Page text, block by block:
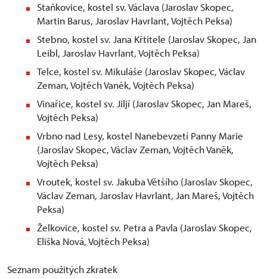
Staňkovice, kostel sv. Václava (Jaroslav Skopec,
Martin Barus, Jaroslav Havrlant, Vojtěch Peksa)
Stebno, kostel sv. Jana Křtitele (Jaroslav Skopec, Jan
Leibl, Jaroslav Havrlant, Vojtěch Peksa)
Telce, kostel sv. Mikuláše (Jaroslav Skopec, Václav
Zeman, Vojtěch Vaněk, Vojtěch Peksa)
Vinařice, kostel sv. Jiljí (Jaroslav Skopec, Jan Mareš,
Vojtěch Peksa)
Vrbno nad Lesy, kostel Nanebevzetí Panny Marie
(Jaroslav Skopec, Václav Zeman, Vojtěch Vaněk,
Vojtěch Peksa)
Vroutek, kostel sv. Jakuba Většího (Jaroslav Skopec,
Václav Zeman, Jaroslav Havrlant, Jan Mareš, Vojtěch
Peksa)
Želkovice, kostel sv. Petra a Pavla (Jaroslav Skopec,
Eliška Nová, Vojtěch Peksa)
Seznam použitých zkratek